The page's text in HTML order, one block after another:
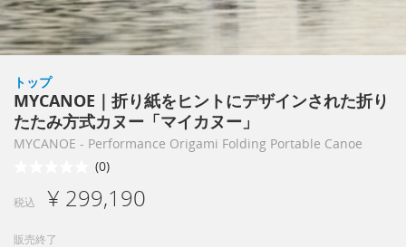
トップ
MYCANOE｜折り紙をヒントにデザインされた折り
たたみ方式カヌー「マイカヌー」
MYCANOE - Performance Origami Folding Portable Canoe
(0)
税込 ¥ 299,190
販売終了